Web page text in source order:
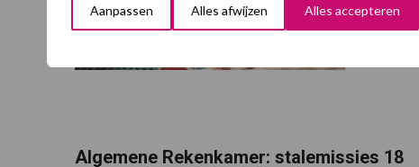
Aanpassen Alles afwijzen Alles accepteren
Algemene Rekenkamer: stalemissies 18